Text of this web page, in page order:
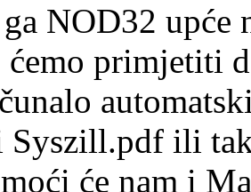
ga NOD32
ćemo primjetiti
Syszill.pdf ili
će nam i